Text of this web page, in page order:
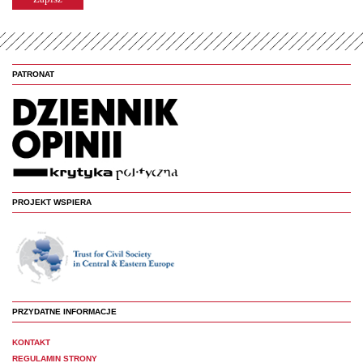
PATRONAT
PROJEKT WSPIERA
PRZYDATNE INFORMACJE
KONTAKT
REGULAMIN STRONY